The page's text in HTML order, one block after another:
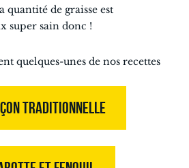
quantité de graisse est
super sain donc !
quelques-unes de nos recettes
TRADITIONNELLE